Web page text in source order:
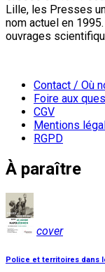
Lille, les Presses
nom actuel en
ouvrages
Contact / Où
Foire aux
CGV
Mentions
RGPD
À paraître
cover
Police et territoires dans